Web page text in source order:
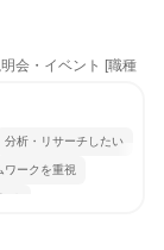
会・イベント [職種
分析・リサーチしたい
ワークを重視
る